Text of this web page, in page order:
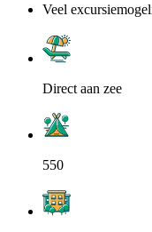
Veel
Direct aan zee
550